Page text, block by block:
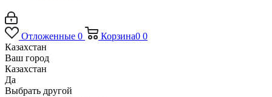
Отложенные 0 Корзина0 0
Казахстан
Ваш город
Казахстан
Да
Выбрать другой